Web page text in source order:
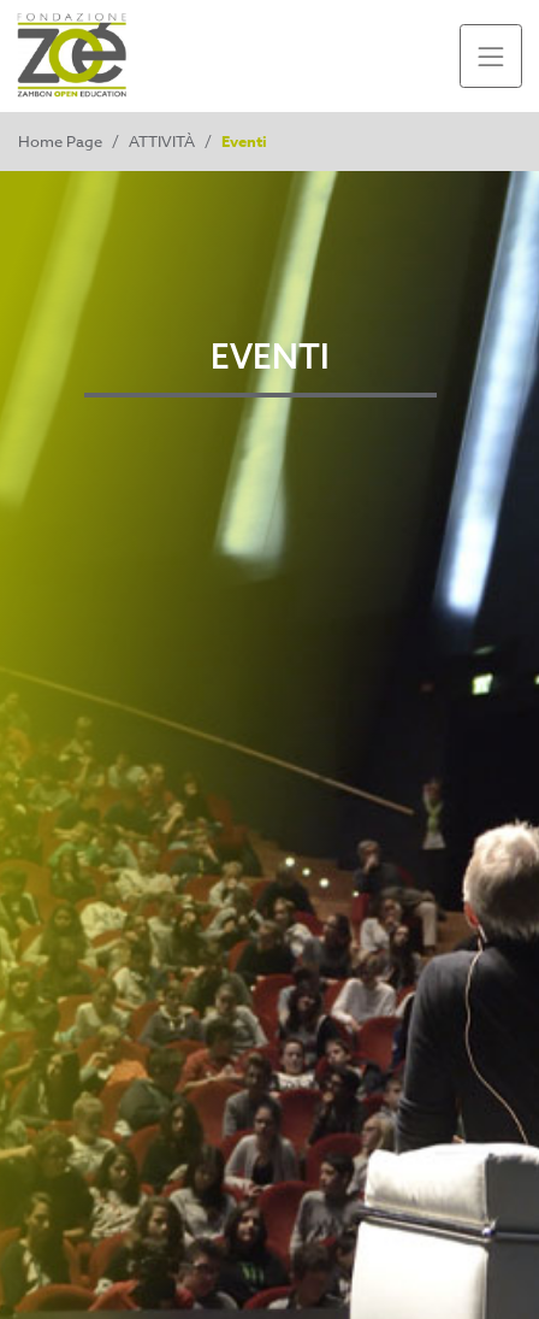
Home Page / ATTIVITÀ / Eventi
EVENTI